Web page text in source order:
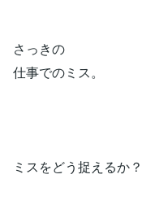
さっきの
仕事でのミス。
ミスをどう捉えるか？